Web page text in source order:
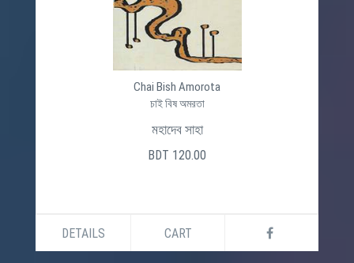
Chai Bish Amorota
চাই বিষ অমরতা
মহাদেব সাহা
BDT 120.00
DETAILS CART